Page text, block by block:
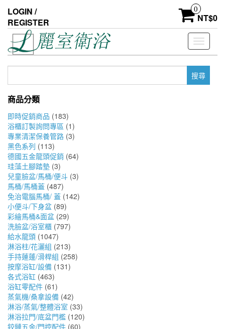
the
content
LOGIN /
REGISTER
0
NT$0
Toggle
鍵
商品分類
即時促銷商品 (183)
浴櫃訂製詢問專區 (1)
專業清潔保養管路 (3)
黑色系列 (113)
德國五金龍頭促銷 (64)
珪藻土腳踏墊 (3)
兒童臉盆/馬桶/便斗 (3)
馬桶/馬桶蓋 (487)
免治電腦馬桶/ 蓋 (142)
小便斗/下身盆 (89)
彩繪馬桶&面盆 (29)
洗臉盆/浴室櫃 (797)
給水龍頭 (1047)
淋浴柱/花灑組 (213)
手持蓮蓬/滑桿組 (258)
按摩浴缸/設備 (131)
各式浴缸 (463)
浴缸零配件 (61)
蒸氣機/桑拿設備 (42)
淋浴/蒸氣/整體浴室 (33)
淋浴拉門/底盆門檻 (120)
鉸鏈五金/門控配件 (60)